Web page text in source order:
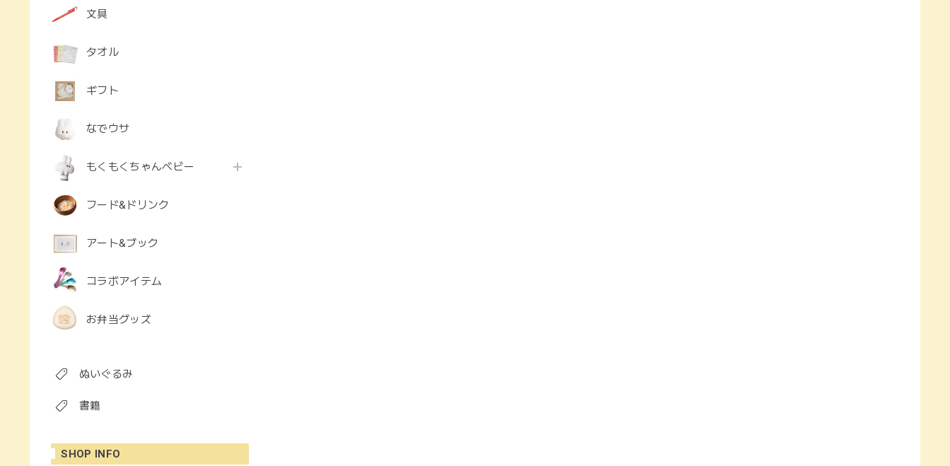
文具
タオル
ギフト
なでウサ
もくもくちゃんベビー
フード&ドリンク
アート&ブック
コラボアイテム
お弁当グッズ
ぬいぐるみ
書籍
SHOP INFO